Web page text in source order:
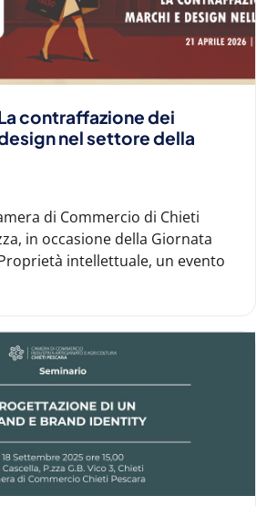
contraffazione dei
nel settore della
di Commercio di Chieti
in occasione della Giornata
intellettuale, un evento